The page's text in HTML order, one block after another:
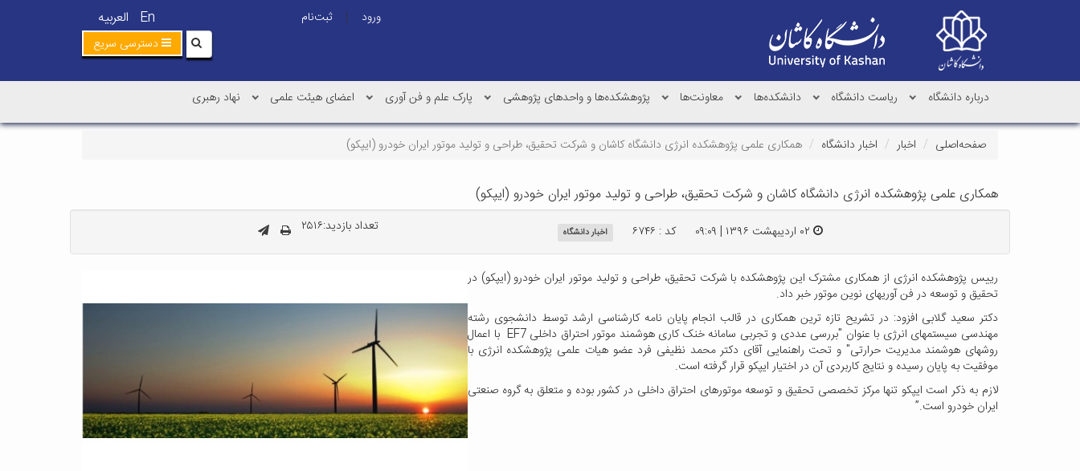
En العربیه ورود |
ثبت‌نام
دسترسی سریع
درباره دانشگاه ریاست دانشگاه دانشکده‌ها معاونت‌ها پژوهشکده‌ها و واحدهای پژوهشی پارک علم و فن آوری اعضای هیئت علمی نهاد رهبری
صفحه‌اصلی اخبار اخبار دانشگاه همکاری علمی پژوهشکده انرژی دانشگاه کاشان و شرکت تحقیق، طراحی و تولید موتور ایران خودرو (ایپکو)
همکاری علمی پژوهشکده انرژی دانشگاه کاشان و شرکت تحقیق، طراحی و تولید موتور ایران خودرو (ایپکو)
کد : ۶۷۴۶ اخبار دانشگاه تعداد بازدید:۲۵۱۶
رییس پژوهشکده انرژی از همکاری مشترک این پژوهشکده با شرکت تحقیق، طراحی و تولید موتور ایران خودرو (ایپکو) در
تحقیق و توسعه در فن آوریهای نوین موتور خبر داد.
دکتر سعید گلابی افزود: در تشریح تازه ترین همکاری در قالب انجام پایان نامه کارشناسی ارشد توسط دانشجوی رشته
مهندسی سیستمهای انرژی با عنوان "بررسی عددی و تجربی سامانه خنک کاری هوشمند موتور احتراق داخلی EF7 با اعمال
روش­های هوشمند مدیریت حرارتی" و تحت راهنمایی آقای دکتر محمد نظیفی فرد عضو هیات علمی پژوهشکده انرژی با
موفقیت به پایان رسیده و نتایج کاربردی آن در اختیار ایپکو قرار گرفته است.
لازم به ذکر است ایپکو تنها مرکز تخصصی تحقیق و توسعه موتورهای احتراق داخلی در کشور بوده و متعلق به گروه صنعتی
ایران خودرو است.”